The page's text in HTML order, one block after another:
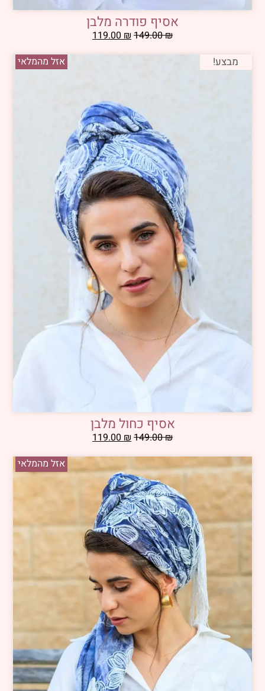
אסיף פודרה מלבן
149.00₪
119.00 ₪
אזל מהמלאי
מבצע!
אסיף כחול מלבן
149.00₪
119.00₪
אזל מהמלאי